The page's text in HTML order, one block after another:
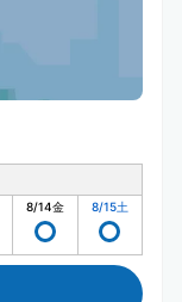
8/14金 8/15土